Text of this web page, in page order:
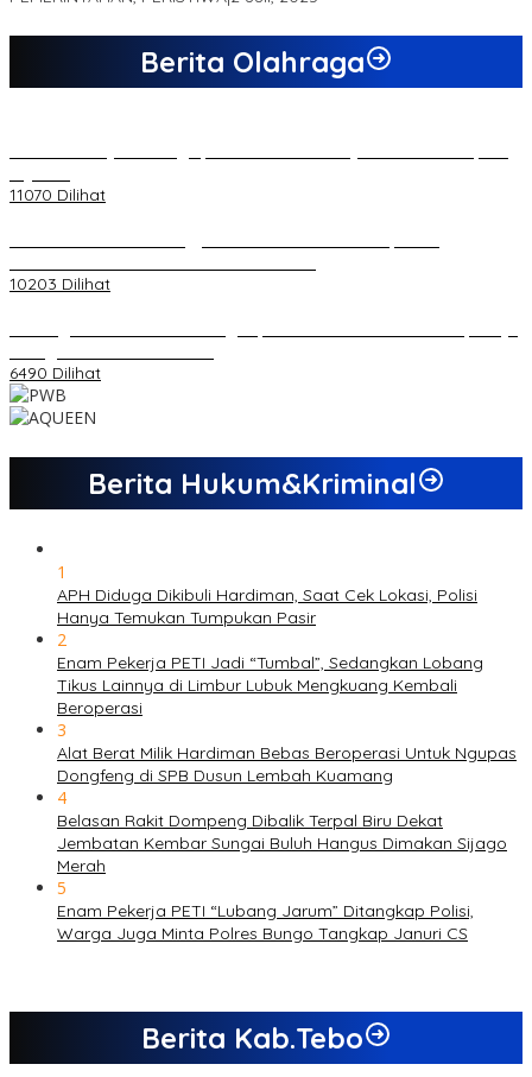
Berita Olahraga
11070 Dilihat
10203 Dilihat
6490 Dilihat
Berita Hukum&Kriminal
1
APH Diduga Dikibuli Hardiman, Saat Cek Lokasi, Polisi
Hanya Temukan Tumpukan Pasir
2
Enam Pekerja PETI Jadi “Tumbal”, Sedangkan Lobang
Tikus Lainnya di Limbur Lubuk Mengkuang Kembali
Beroperasi
3
Alat Berat Milik Hardiman Bebas Beroperasi Untuk Ngupas
Dongfeng di SPB Dusun Lembah Kuamang
4
Belasan Rakit Dompeng Dibalik Terpal Biru Dekat
Jembatan Kembar Sungai Buluh Hangus Dimakan Sijago
Merah
5
Enam Pekerja PETI “Lubang Jarum” Ditangkap Polisi,
Warga Juga Minta Polres Bungo Tangkap Januri CS
Berita Kab.Tebo